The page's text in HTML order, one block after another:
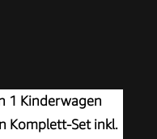
1 Kinderwagen
Komplett-Set inkl.